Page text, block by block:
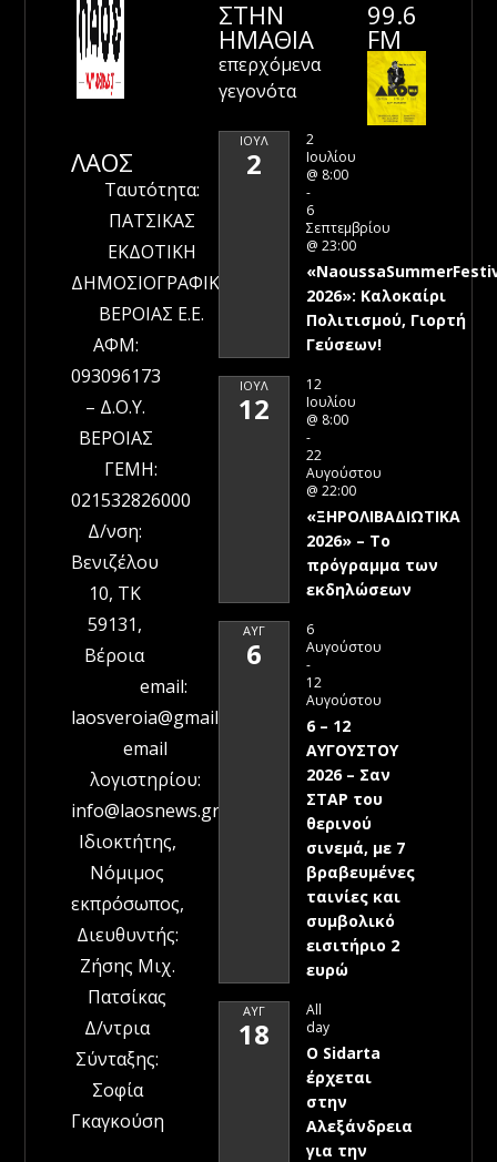
ΛΑΟΣ
Ταυτότητα:
ΠΑΤΣΙΚΑΣ
ΕΚΔΟΤΙΚΗ
ΔΗΜΟΣΙΟΓΡΑΦΙΚΗ
ΒΕΡΟΙΑΣ Ε.Ε.
ΑΦΜ:
093096173
– Δ.Ο.Υ.
ΒΕΡΟΙΑΣ
ΓΕΜΗ:
021532826000
Δ/νση:
Βενιζέλου
10, ΤΚ
59131,
Βέροια
email:
laosveroia@gmail.com
email
λογιστηρίου:
info@laosnews.gr
Ιδιοκτήτης,
Νόμιμος
εκπρόσωπος,
Διευθυντής:
Ζήσης Μιχ.
Πατσίκας
Δ/ντρια
Σύνταξης:
Σοφία
Γκαγκούση
ΣΤΗΝ
ΗΜΑΘΊΑ
επερχόμενα
γεγονότα
ΙΟΎΛ
2
2
Ιουλίου
@ 8:00
-
6
Σεπτεμβρίου
@ 23:00
2026»: Καλοκαίρι
Πολιτισμού, Γιορτή
Γεύσεων!
ΙΟΎΛ
12
12
Ιουλίου
@ 8:00
-
22
Αυγούστου
@ 22:00
«ΞΗΡΟΛΙΒΑΔΙΩΤΙΚΑ
2026» – To
πρόγραμμα των
εκδηλώσεων
ΑΥΓ
6
6
Αυγούστου
-
12
Αυγούστου
6 – 12
ΑΥΓΟΥΣΤΟΥ
2026 – Σαν
ΣΤΑΡ του
θερινού
σινεμά, με 7
βραβευμένες
ταινίες και
συμβολικό
εισιτήριο 2
ευρώ
ΑΥΓ
18
All
day
Ο Sidarta
έρχεται
στην
Αλεξάνδρεια
για την
99.6
FM